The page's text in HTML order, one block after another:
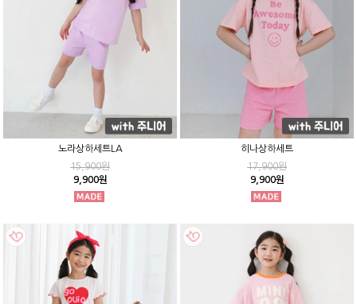
노라상하세트LA
15,900원
9,900원
히나상하세트
17,900원
9,900원